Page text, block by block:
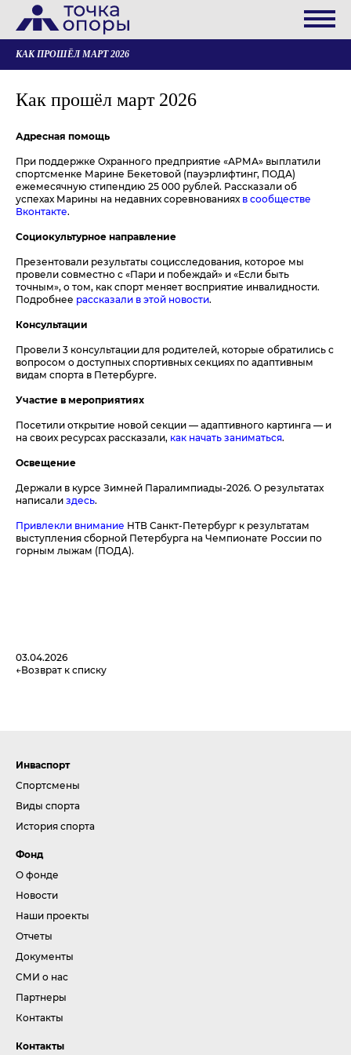
КАК ПРОШЁЛ МАРТ 2026
Как прошёл март 2026
Адресная помощь
При поддержке Охранного предприятие «АРМА» выплатили
спортсменке Марине Бекетовой (пауэрлифтинг, ПОДА)
ежемесячную стипендию 25 000 рублей. Рассказали об
успехах Марины на недавних соревнованиях в сообществе
Вконтакте.
Социокультурное направление
Презентовали результаты социсследования, которое мы
провели совместно с «Пари и побеждай» и «Если быть
точным», о том, как спорт меняет восприятие инвалидности.
Подробнее рассказали в этой новости.
Консультации
Провели 3 консультации для родителей, которые обратились с
вопросом о доступных спортивных секциях по адаптивным
видам спорта в Петербурге.
Участие в мероприятиях
Посетили открытие новой секции — адаптивного картинга — и
на своих ресурсах рассказали, как начать заниматься.
Освещение
Держали в курсе Зимней Паралимпиады-2026. О результатах
написализдесь.
Привлекли внимание НТВ Санкт-Петербург к результатам
выступления сборной Петербурга на Чемпионате России по
горным лыжам (ПОДА).
03.04.2026
Возврат к списку
Инваспорт
Спортсмены
Виды спорта
История спорта
Фонд
О фонде
Новости
Наши проекты
Отчеты
Документы
СМИ о нас
Партнеры
Контакты
Контакты